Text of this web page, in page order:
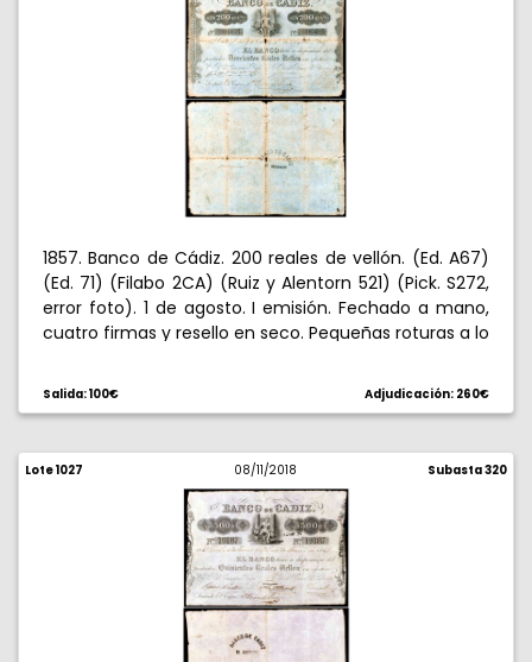
1857. Banco de Cádiz. 200 reales de vellón. (Ed. A67)
(Ed. 71) (Filabo 2CA) (Ruiz y Alentorn 521) (Pick. S272,
error foto). 1 de agosto. I emisión. Fechado a mano,
cuatro firmas y resello en seco. Pequeñas roturas a lo
Salida: 100€ Adjudicación: 260€
Lote 1027 08/11/2018 Subasta 320